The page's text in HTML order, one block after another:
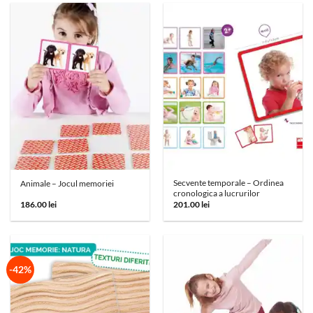
Animale – Jocul memoriei
186.00lei
Secvente temporale – Ordinea
cronologica a lucrurilor
201.00lei
-42%